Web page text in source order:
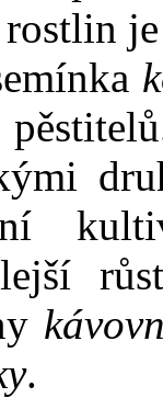
rostlin
.